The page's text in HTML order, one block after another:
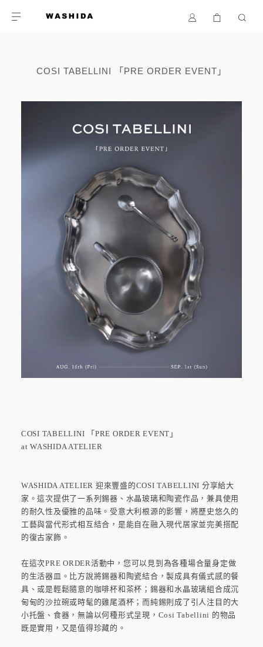
COSI TABELLINI 「PRE ORDER EVENT」
COSI TABELLINI 「PRE ORDER EVENT」
at WASHIDA ATELIER
WASHIDA ATELIER 迎來豐盛的COSI TABELLINI 分享給大
家。這次提供了一系列錫器、水晶玻璃和陶瓷作品，兼具使用
的耐久性及優雅的品味。受意大利根源的影響，將歷史悠久的
工藝與當代形式相互結合，是能自在融入現代居家並完美搭配
的復古家飾。
在這次PRE ORDER活動中，您可以見到為各種場合量身定做
的生活器皿。比方說將錫器和陶瓷結合，製成具有儀式感的餐
具、或是輕鬆隨意的咖啡杯和茶杯；錫器和水晶玻璃組合成沉
甸甸的沙拉碗或時髦的雞尾酒杯；而純錫則成了引人注目的大
小托盤、食器，無論以何種形式呈現，Cosi Tabellini 的物品
既是實用，又是值得珍藏的。